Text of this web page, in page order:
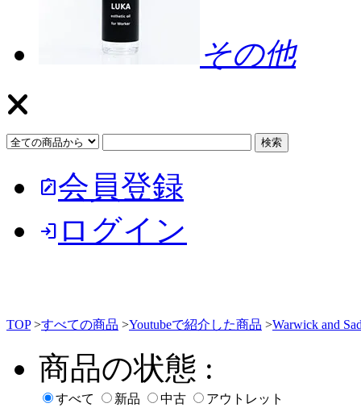
その他
note_alt会員登録
login ログイン
TOP >すべての商品 >Youtubeで紹介した商品 >Warwick and
商品の状態 :
すべて 新品 中古 アウトレット